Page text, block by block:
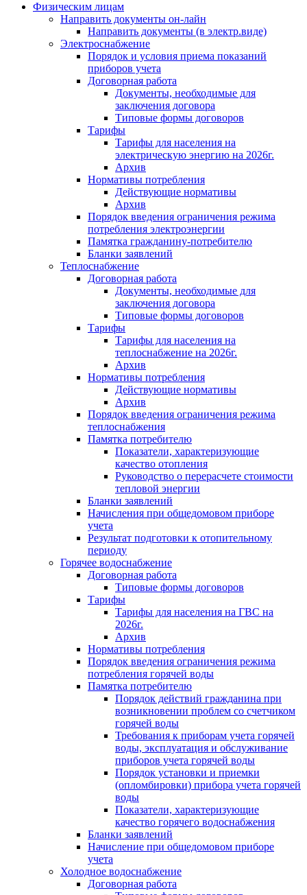
Физическим лицам
Направить документы он-лайн
Направить документы (в электр.виде)
Электроснабжение
Порядок и условия приема показаний
приборов учета
Договорная работа
Документы, необходимые для
заключения договора
Типовые формы договоров
Тарифы
Тарифы для населения на
электрическую энергию на 2026г.
Архив
Нормативы потребления
Действующие нормативы
Архив
Порядок введения ограничения режима
потребления электроэнергии
Памятка гражданину-потребителю
Бланки заявлений
Теплоснабжение
Договорная работа
Документы, необходимые для
заключения договора
Типовые формы договоров
Тарифы
Тарифы для населения на
теплоснабжение на 2026г.
Архив
Нормативы потребления
Действующие нормативы
Архив
Порядок введения ограничения режима
теплоснабжения
Памятка потребителю
Показатели, характеризующие
качество отопления
Руководство о перерасчете стоимости
тепловой энергии
Бланки заявлений
Начисления при общедомовом приборе
учета
Результат подготовки к отопительному
периоду
Горячее водоснабжение
Договорная работа
Типовые формы договоров
Тарифы
Тарифы для населения на ГВС на
2026г.
Архив
Нормативы потребления
Порядок введения ограничения режима
потребления горячей воды
Памятка потребителю
Порядок действий гражданина при
возникновении проблем со счетчиком
горячей воды
Требования к приборам учета горячей
воды, эксплуатация и обслуживание
приборов учета горячей воды
Порядок установки и приемки
(опломбировки) прибора учета горячей
воды
Показатели, характеризующие
качество горячего водоснабжения
Бланки заявлений
Начисление при общедомовом приборе
учета
Холодное водоснабжение
Договорная работа